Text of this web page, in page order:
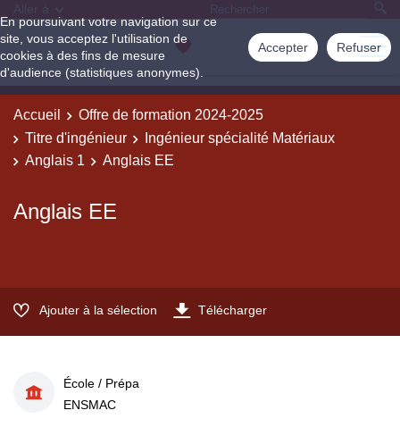
En poursuivant votre navigation sur ce
site, vous acceptez l'utilisation de
cookies à des fins de mesure
d'audience (statistiques anonymes).
Accepter Refuser
Accueil
Offre de formation 2024-2025
Titre d'ingénieur
Ingénieur spécialité Matériaux
Anglais 1
Anglais EE
Anglais EE
Ajouter à la sélection Télécharger
École / Prépa
ENSMAC